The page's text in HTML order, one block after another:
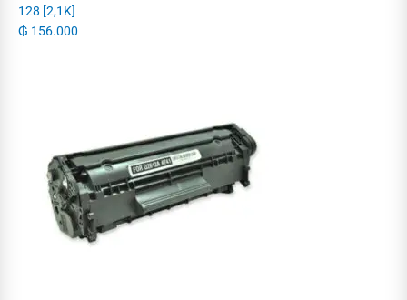
128 [2,1K]
₲ 156.000